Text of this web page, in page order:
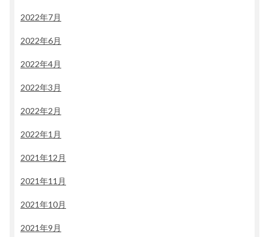
2022年7月
2022年6月
2022年4月
2022年3月
2022年2月
2022年1月
2021年12月
2021年11月
2021年10月
2021年9月